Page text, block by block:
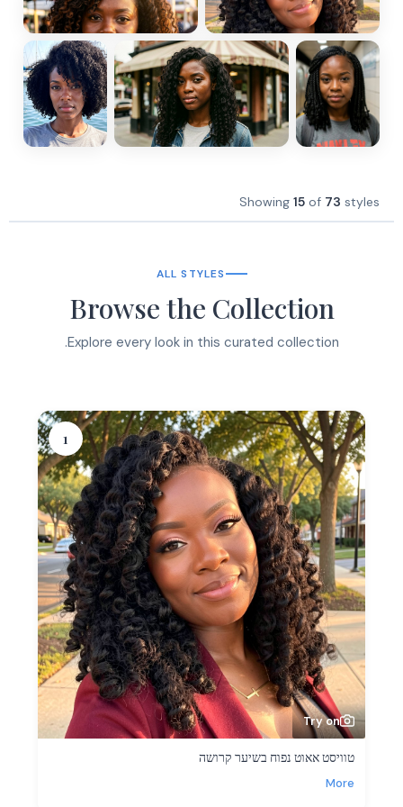
Showing 15 of 73 styles
ALL STYLES
Browse the Collection
Explore every look in this curated collection.
1
Try on
טוויסט אאוט נפוח בשיער קרושה
More